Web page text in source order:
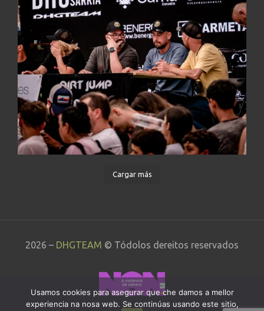
Cargar más
2026 – DHGTEAM © Tódolos dereitos reservados
Usamos cookies para asegurar que che damos a mellor
experiencia na nosa web. Se continúas usando este sitio,